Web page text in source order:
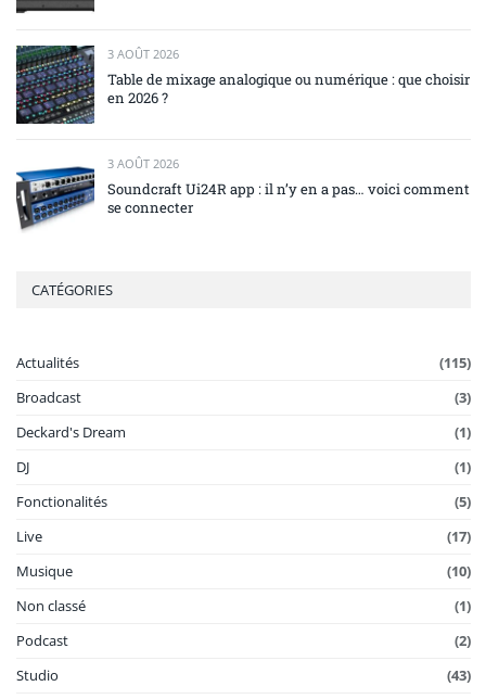
3 AOÛT 2026
Table de mixage analogique ou numérique : que choisir
en 2026 ?
3 AOÛT 2026
Soundcraft Ui24R app : il n’y en a pas… voici comment
se connecter
CATÉGORIES
Actualités
(115)
Broadcast
(3)
Deckard's Dream
(1)
DJ
(1)
Fonctionalités
(5)
Live
(17)
Musique
(10)
Non classé
(1)
Podcast
(2)
Studio
(43)